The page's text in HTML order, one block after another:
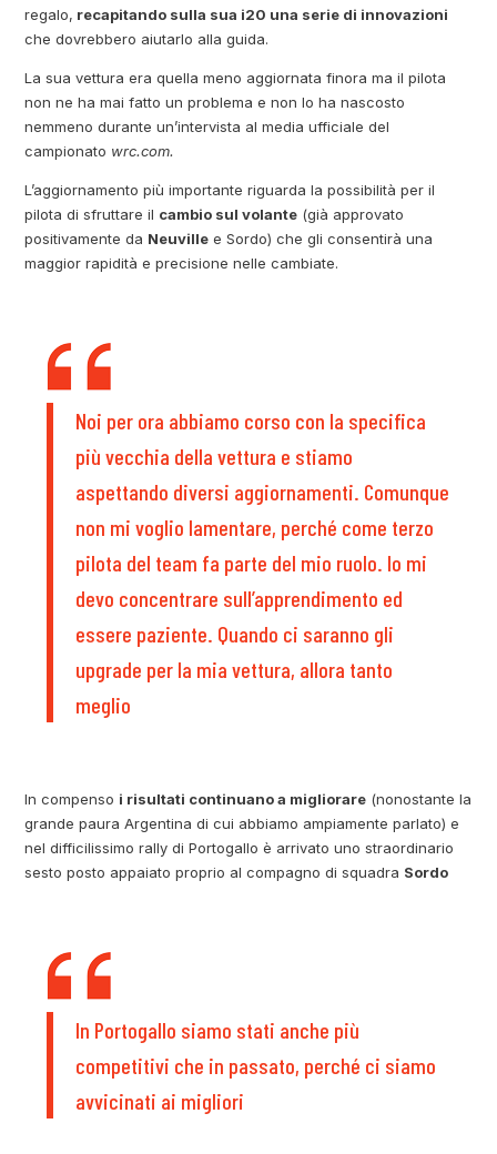
regalo, recapitando sulla sua i20 una serie di innovazioni
che dovrebbero aiutarlo alla guida.
La sua vettura era quella meno aggiornata finora ma il pilota
non ne ha mai fatto un problema e non lo ha nascosto
nemmeno durante un’intervista al media ufficiale del
campionato wrc.com.
L’aggiornamento più importante riguarda la possibilità per il
pilota di sfruttare il cambio sul volante (già approvato
positivamente da Neuville e Sordo) che gli consentirà una
maggior rapidità e precisione nelle cambiate.
Noi per ora abbiamo corso con la specifica
più vecchia della vettura e stiamo
aspettando diversi aggiornamenti. Comunque
non mi voglio lamentare, perché come terzo
pilota del team fa parte del mio ruolo. Io mi
devo concentrare sull’apprendimento ed
essere paziente. Quando ci saranno gli
upgrade per la mia vettura, allora tanto
meglio
In compenso i risultati continuano a migliorare (nonostante la
grande paura Argentina di cui abbiamo ampiamente parlato) e
nel difficilissimo rally di Portogallo è arrivato uno straordinario
sesto posto appaiato proprio al compagno di squadra Sordo
In Portogallo siamo stati anche più
competitivi che in passato, perché ci siamo
avvicinati ai migliori